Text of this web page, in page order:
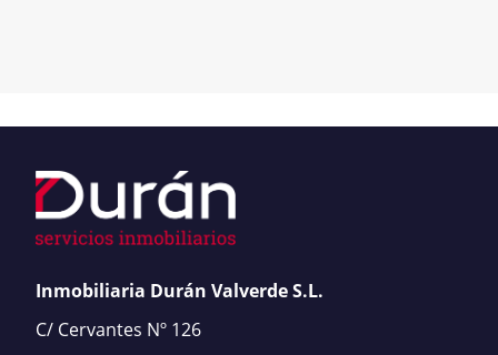
Inmobiliaria Durán Valverde S.L.
C/ Cervantes Nº 126